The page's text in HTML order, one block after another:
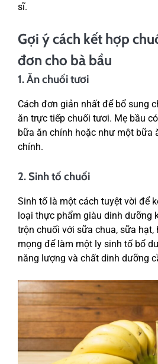
sĩ.
Gợi ý cách kết hợp
đơn cho bà bầu
1. Ăn chuối tươi
Cách đơn giản nhất để bổ sung
ăn trực tiếp chuối tươi. Mẹ bầu
bữa ăn chính hoặc như một bữa
chính.
2. Sinh tố chuối
Sinh tố là một cách tuyệt vời để
loại thực phẩm giàu dinh dưỡng
trộn chuối với sữa chua, sữa hạt,
mọng để làm một ly sinh tố bổ
năng lượng và chất dinh dưỡng